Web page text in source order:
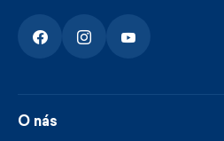
O nás